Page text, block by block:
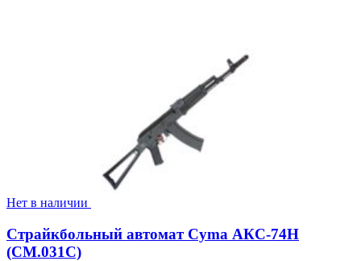
Нет в наличии
Страйкбольный автомат Cyma АКС-74Н
(CM.031C)